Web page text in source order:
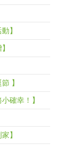
】
】
確幸！】
】